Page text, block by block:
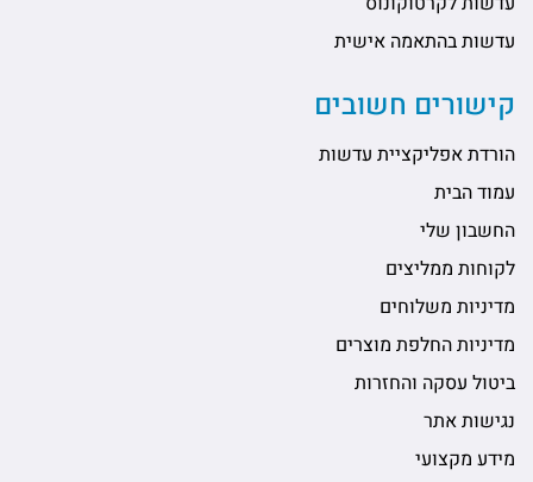
עדשות בהתאמה אישית
קישורים חשובים
הורדת אפליקציית עדשות
עמוד הבית
החשבון שלי
לקוחות ממליצים
מדיניות משלוחים
מדיניות החלפת מוצרים
ביטול עסקה והחזרות
נגישות אתר
מידע מקצועי